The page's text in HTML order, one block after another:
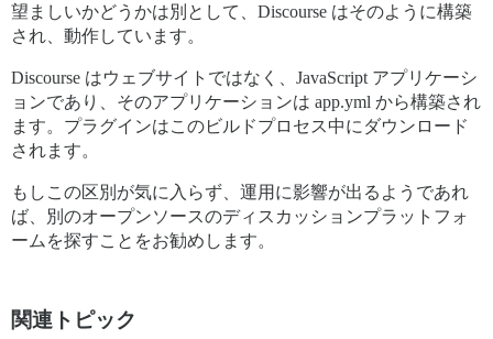
望ましいかどうかは別として、Discourse はそのように構築
され、動作しています。
Discourse はウェブサイトではなく、JavaScript アプリケーシ
ョンであり、そのアプリケーションは app.yml から構築され
ます。プラグインはこのビルドプロセス中にダウンロード
されます。
もしこの区別が気に入らず、運用に影響が出るようであれ
ば、別のオープンソースのディスカッションプラットフォ
ームを探すことをお勧めします。
関連トピック